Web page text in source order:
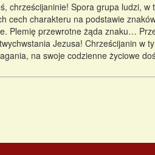
chrześcijaninie! Spora grupa ludzi, w
cech charakteru na podstawie
Plemię przewrotne żąda znaku…
Jezusa! Chrześcijanin w
na swoje codzienne życiowe